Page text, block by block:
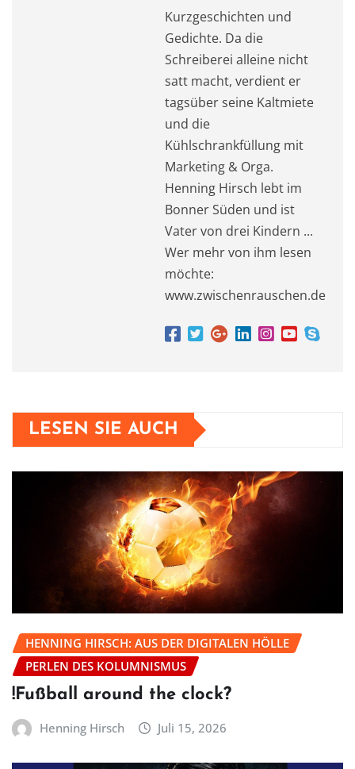
Kurzgeschichten und
Gedichte. Da die
Schreiberei alleine nicht
satt macht, verdient er
tagsüber seine Kaltmiete
und die
Kühlschrankfüllung mit
Marketing & Orga.
Henning Hirsch lebt im
Bonner Süden und ist
Vater von drei Kindern ...
Wer mehr von ihm lesen
möchte:
www.zwischenrauschen.de
LESEN SIE AUCH
HENNING HIRSCH: AUS DER DIGITALEN HÖLLE
PERLEN DES KOLUMNISMUS
!Fußball around the clock?
Henning Hirsch Juli 15, 2026